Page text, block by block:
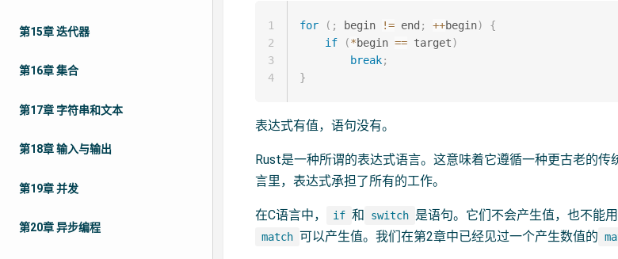
第15章 迭代器
第16章 集合
第17章 字符串和文本
第18章 输入与输出
第19章 并发
第20章 异步编程
for ( ; begin != end ; ++begin)
{
if
(*begin == target)
break;
}
1
2
3
4
表达式有值，语句没有。
Rust是一种所谓的表达式语言。这意味着它遵循一种更古老的
言里，表达式承担了所有的工作。
在C语言中， if 和 switch 是语句。它们不会产生值，也不能
match 可以产生值。我们在第2章中已经见过一个产生数值的